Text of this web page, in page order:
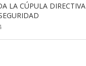
LA CÚPULA DIRECTIVA